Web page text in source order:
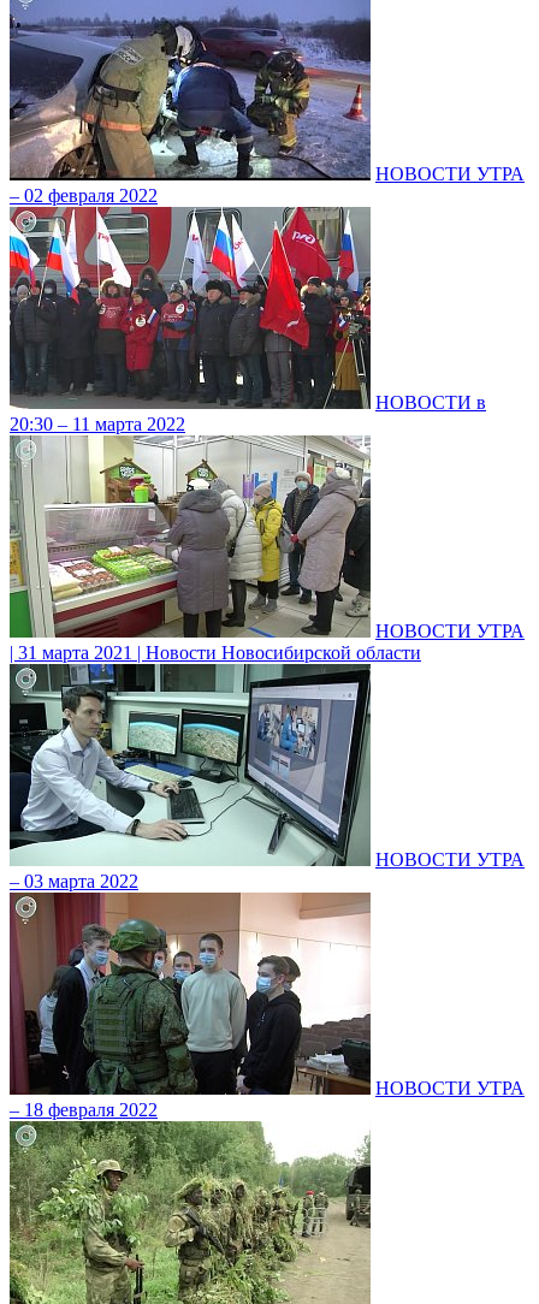
НОВОСТИ УТРА
– 02 февраля 2022
НОВОСТИ в
20:30 – 11 марта 2022
НОВОСТИ УТРА
| 31 марта 2021 | Новости Новосибирской области
НОВОСТИ УТРА
– 03 марта 2022
НОВОСТИ УТРА
– 18 февраля 2022